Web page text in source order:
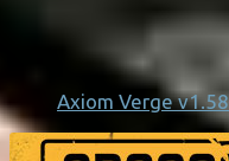
Axiom Verge v1.58